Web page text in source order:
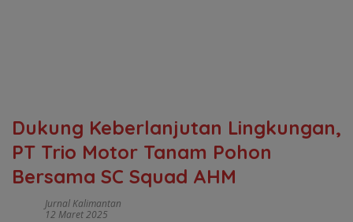
Dukung Keberlanjutan Lingkungan,
PT Trio Motor Tanam Pohon
Bersama SC Squad AHM
Jurnal Kalimantan
12 Maret 2025